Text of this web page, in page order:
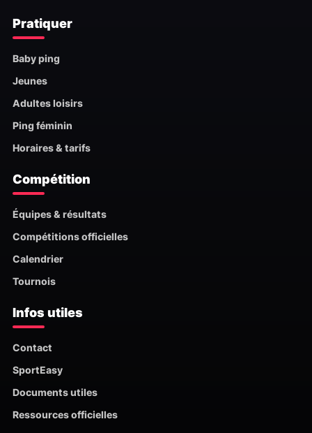
Pratiquer
Baby ping
Jeunes
Adultes loisirs
Ping féminin
Horaires & tarifs
Compétition
Équipes & résultats
Compétitions officielles
Calendrier
Tournois
Infos utiles
Contact
SportEasy
Documents utiles
Ressources officielles